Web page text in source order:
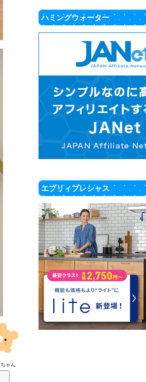
ゃん
ハミングウォーター
エブリィプレシャス